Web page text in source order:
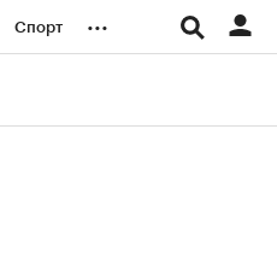
Спорт ...